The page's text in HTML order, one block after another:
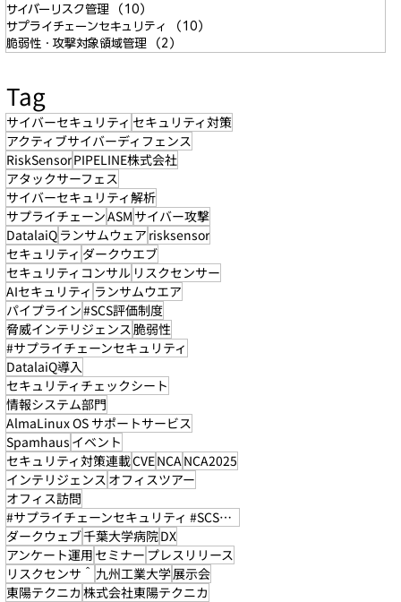
サイバーリスク管理
（10）
サプライチェーンセキュリティ
（10）
脆弱性・攻撃対象領域管理
（2）
Tag
サイバーセキュリティ セキュリティ対策
アクティブサイバーディフェンス
RiskSensorPIPELINE株式会社
アタックサーフェス
サイバーセキュリティ解析
サプライチェーンASM サイバー攻撃
DatalaiQ ランサムウェア risksensor
セキュリティ ダークウエブ
セキュリティコンサル リスクセンサー
AIセキュリティ ランサムウエア
パイプライン#SCS評価制度
脅威インテリジェンス 脆弱性
#サプライチェーンセキュリティ
DatalaiQ導入
セキュリティチェックシート
情報システム部門
AlmaLinux OS サポートサービス
Spamhaus イベント
セキュリティ対策連載CVENCA NCA2025
インテリジェンス オフィスツアー
オフィス訪問
#サプライチェーンセキュリティ #SCS評価制度
ダークウェブ千葉大学病院DX
アンケート運用 セミナー プレスリリース
リスクセンサ＾ 九州工業大学展示会
東陽テクニカ 株式会社東陽テクニカ